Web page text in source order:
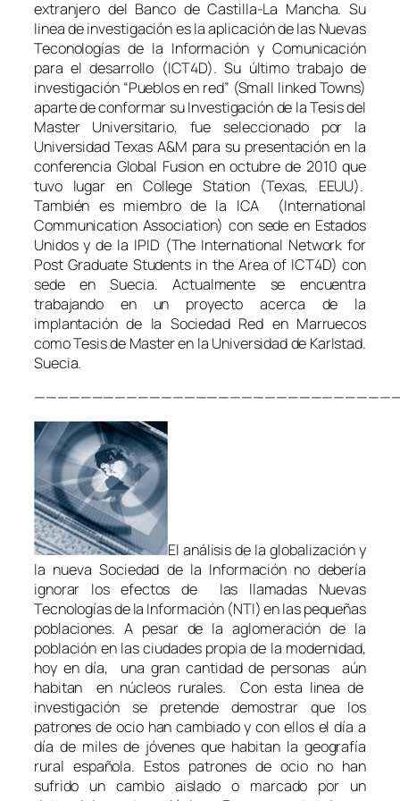
extranjero del Banco de Castilla-La Mancha. Su
linea de investigación es la aplicación de las Nuevas
Teconologías de la Información y Comunicación
para el desarrollo (ICT4D). Su último trabajo de
investigación “Pueblos en red” (Small linked Towns)
aparte de conformar su Investigación de la Tesis del
Master Universitario, fue seleccionado por la
Universidad Texas A&M para su presentación en la
conferencia Global Fusion en octubre de 2010 que
tuvo lugar en College Station (Texas, EEUU).
También es miembro de la ICA (International
Communication Association) con sede en Estados
Unidos y de la IPID (The International Network for
Post Graduate Students in the Area of ICT4D) con
sede en Suecia. Actualmente se encuentra
trabajando en un proyecto acerca de la
implantación de la Sociedad Red en Marruecos
como Tesis de Master en la Universidad de Karlstad.
Suecia.
El análisis de la globalización y
la nueva Sociedad de la Información no debería
ignorar los efectos de las llamadas Nuevas
Tecnologías de la Información (NTI) en las pequeñas
poblaciones. A pesar de la aglomeración de la
población en las ciudades propia de la modernidad,
hoy en día, una gran cantidad de personas aún
habitan en núcleos rurales. Con esta linea de
investigación se pretende demostrar que los
patrones de ocio han cambiado y con ellos el día a
día de miles de jóvenes que habitan la geografía
rural española. Estos patrones de ocio no han
sufrido un cambio aislado o marcado por un